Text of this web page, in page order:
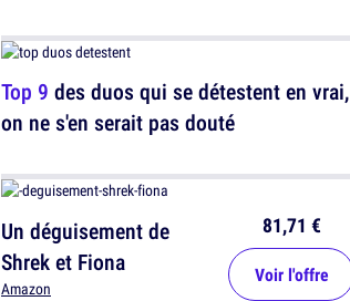
Top 9 des duos qui se détestent en vrai,
on ne s'en serait pas douté
Un déguisement de
Shrek et Fiona
Amazon
81,71 €
Voir l'offre